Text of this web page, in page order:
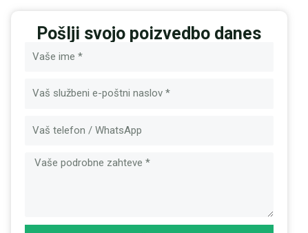
Pošlji svojo poizvedbo danes
Ime
E-
Sporočilo